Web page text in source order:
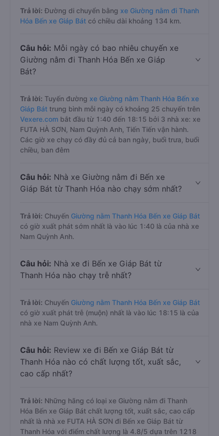
Trả lời: Đường di chuyển bằng xe Giường nằm đi Thanh
Hóa Bến xe Giáp Bát có chiều dài khoảng 134 km.
Câu hỏi: Mỗi ngày có bao nhiêu chuyến xe
Giường nằm đi Thanh Hóa Bến xe Giáp
Bát?
Trả lời: Tuyến đường xe Giường nằm Thanh Hóa Bến xe
Giáp Bát trung bình mỗi ngày có khoảng 25 chuyến trên
Vexere.com bắt đầu từ 1:40 đến 18:15 bởi 3 nhà xe: xe
FUTA HÀ SƠN, Nam Quỳnh Anh, Tiến Tiến vận hành.
Các giờ xe chạy có đầy đủ cả ban ngày, buổi trưa, buổi
chiều, ban đêm
Câu hỏi: Nhà xe Giường nằm đi Bến xe
Giáp Bát từ Thanh Hóa nào chạy sớm nhất?
Trả lời: Chuyến Giường nằm Thanh Hóa Bến xe Giáp Bát
có giờ xuất phát sớm nhất là vào lúc 1:40 là của nhà xe
Nam Quỳnh Anh.
Câu hỏi: Nhà xe đi Bến xe Giáp Bát từ
Thanh Hóa nào chạy trễ nhất?
Trả lời: Chuyến Giường nằm Thanh Hóa Bến xe Giáp Bát
có giờ xuất phát trễ (muộn) nhất là vào lúc 18:15 là của
nhà xe Nam Quỳnh Anh.
Câu hỏi: Review xe đi Bến xe Giáp Bát từ
Thanh Hóa nào có chất lượng tốt, xuất sắc,
cao cấp nhất?
Trả lời: Những hãng có loại xe Giường nằm đi Thanh
Hóa Bến xe Giáp Bát chất lượng tốt, xuất sắc, cao cấp
nhất là nhà xe FUTA HÀ SƠN đi Bến xe Giáp Bát từ
Thanh Hóa với điểm chất lượng là 4.8/5 dựa trên 1218